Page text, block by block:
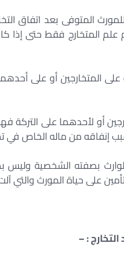
المتوفى بعد اتفاق
علم المتخارج فقط حتى إذا
المتخارجين أو على
أو لأحدهما على التركة
إنفاقه من ماله الخاص في
بصفته الشخصية وليس
على حياة المورث والتي
: –